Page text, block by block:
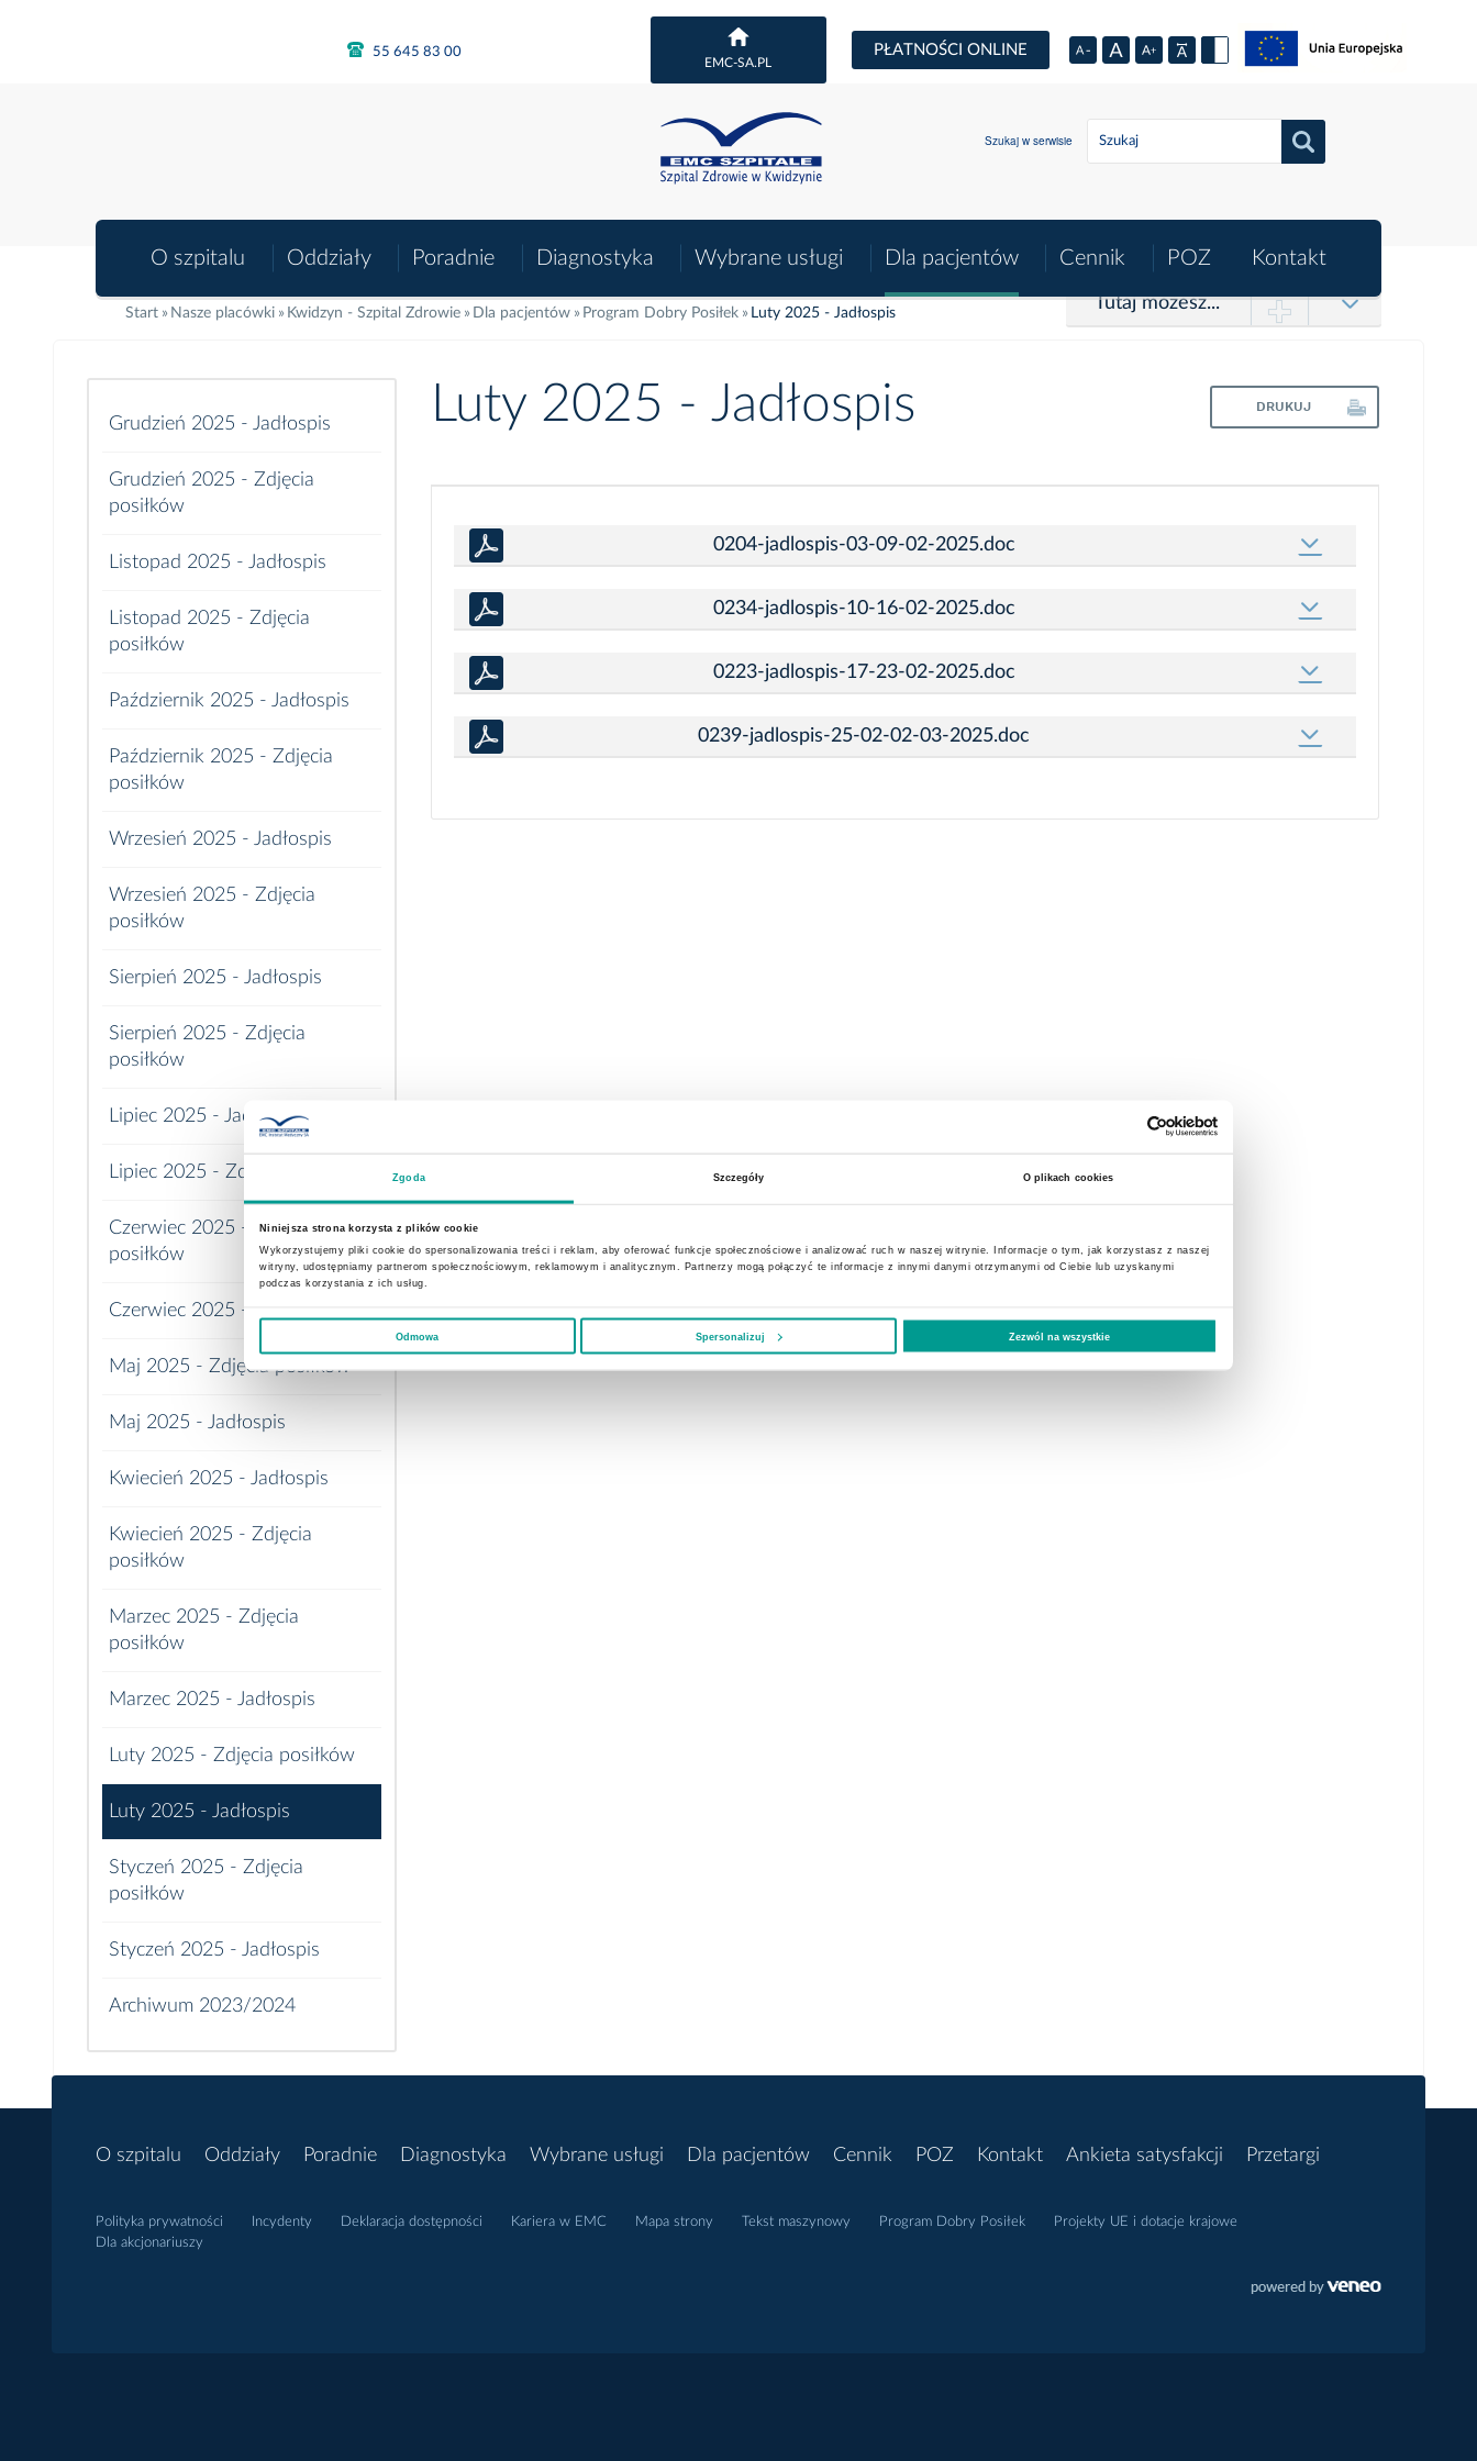
Zgoda Szczegóły O plikach cookies
Niniejsza strona korzysta z plików cookie
Wykorzystujemy pliki cookie do spersonalizowania treści i reklam, aby oferować funkcje społecznościowe i analizować ruch w naszej witrynie. Informacje o tym, jak korzystasz z naszej
witryny, udostępniamy partnerom społecznościowym, reklamowym i analitycznym. Partnerzy mogą połączyć te informacje z innymi danymi otrzymanymi od Ciebie lub uzyskanymi
podczas korzystania z ich usług.
Odmowa Spersonalizuj Zezwól na wszystkie
55 645 83 00
EMC-SA.PL
PŁATNOŚCI ONLINE
Szukaj w serwisie
O szpitalu Oddziały Poradnie Diagnostyka Wybrane usługi Dla pacjentów Cennik POZ Kontakt
Start Nasze placówki Kwidzyn - Szpital Zdrowie Dla pacjentów Program Dobry Posiłek Luty 2025 - Jadłospis Tutaj możesz...
Grudzień 2025 - Jadłospis
Grudzień 2025 - Zdjęcia
posiłków
Listopad 2025 - Jadłospis
Listopad 2025 - Zdjęcia
posiłków
Październik 2025 - Jadłospis
Październik 2025 - Zdjęcia
posiłków
Wrzesień 2025 - Jadłospis
Wrzesień 2025 - Zdjęcia
posiłków
Sierpień 2025 - Jadłospis
Sierpień 2025 - Zdjęcia
posiłków
Lipiec 2025 - Jadłospis
Lipiec 2025 - Zdjęcia posiłków
Czerwiec 2025 - Zdjęcia
posiłków
Czerwiec 2025 - Jadłospis
Maj 2025 - Zdjęcia posiłków
Maj 2025 - Jadłospis
Kwiecień 2025 - Jadłospis
Kwiecień 2025 - Zdjęcia
posiłków
Marzec 2025 - Zdjęcia
posiłków
Marzec 2025 - Jadłospis
Luty 2025 - Zdjęcia posiłków
Luty 2025 - Jadłospis
Styczeń 2025 - Zdjęcia
posiłków
Styczeń 2025 - Jadłospis
Archiwum 2023/2024
Luty 2025 - Jadłospis DRUKUJ
0204-jadlospis-03-09-02-2025.doc
0234-jadlospis-10-16-02-2025.doc
0223-jadlospis-17-23-02-2025.doc
0239-jadlospis-25-02-02-03-2025.doc
O szpitalu Oddziały Poradnie Diagnostyka Wybrane usługi Dla pacjentów Cennik POZ Kontakt Ankieta satysfakcji Przetargi
Polityka prywatności Incydenty Deklaracja dostępności Kariera w EMC Mapa strony Tekst maszynowy Program Dobry Posiłek
Projekty UE i dotacje krajowe
Dla akcjonariuszy